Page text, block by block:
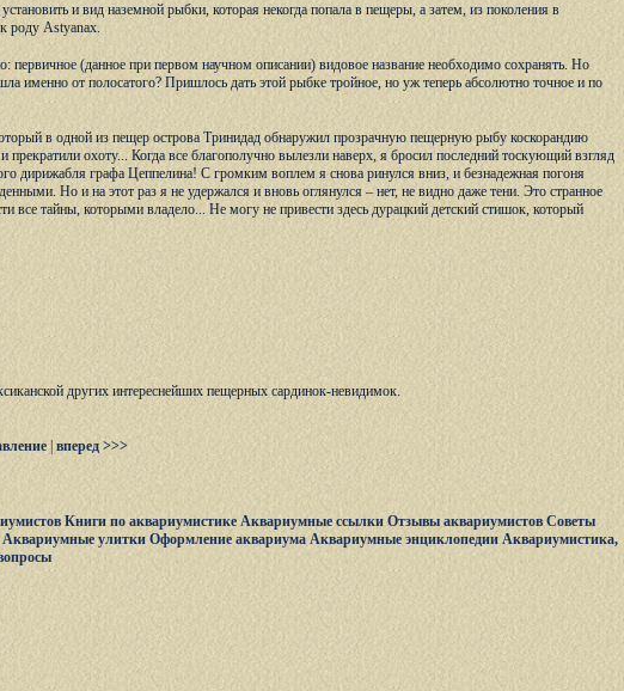
и вид наземной рыбки, которая некогда попала в пещеры, а затем, из поколения в
роду Astyanax.
первичное (данное при первом научном описании) видовое название необходимо сохранять. Но
именно от полосатого? Пришлось дать этой рыбке тройное, но уж теперь абсолютно точное и по
в одной из пещер острова Тринидад обнаружил прозрачную пещерную рыбу коскорандию
охоту... Когда все благополучно вылезли наверх, я бросил последний тоскующий взгляд
дирижабля графа Цеппелина! С громким воплем я снова ринулся вниз, и безнадежная погоня
Но и на этот раз я не удержался и вновь оглянулся – нет, не видно даже тени. Это странное
все тайны, которыми владело... Не могу не привести здесь дурацкий детский стишок, который
других интереснейших пещерных сардинок-невидимок.
вперед >>>
Книги по аквариумистике Аквариумные ссылки Отзывы аквариумистов Советы
Аквариумные улитки Оформление аквариума Аквариумные энциклопедии Аквариумистика,